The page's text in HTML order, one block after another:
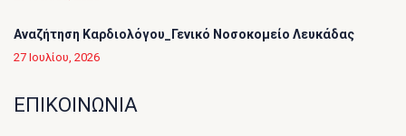
Αναζήτηση Καρδιολόγου_Γενικό Νοσοκομείο Λευκάδας
27 Ιουλίου, 2026
ΕΠΙΚΟΙΝΩΝΙΑ